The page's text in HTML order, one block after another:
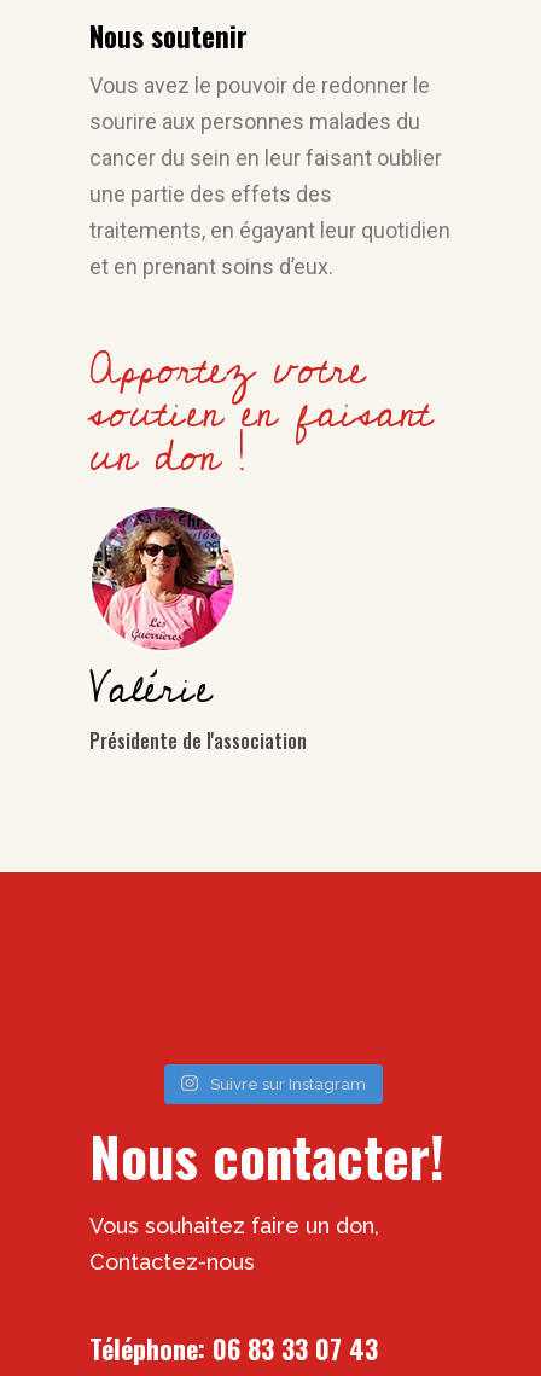
Nous soutenir
Vous avez le pouvoir de redonner le
sourire aux personnes malades du
cancer du sein en leur faisant oublier
une partie des effets des
traitements, en égayant leur quotidien
et en prenant soins d’eux.
Apportez votre
soutien en faisant
un don !
Valérie
Présidente de l'association
Suivre sur Instagram
Nous contacter!
Vous souhaitez faire un don,
Contactez-nous
Téléphone: 06 83 33 07 43